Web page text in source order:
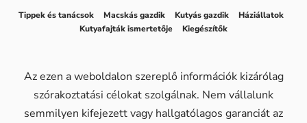
Tippek és tanácsok Macskás gazdik Kutyás gazdik
Háziállatok
Kutyafajták ismertetője
Kiegészítők
Az ezen a weboldalon szereplő információk kizárólag
szórakoztatási célokat szolgálnak. Nem vállalunk
semmilyen kifejezett vagy hallgatólagos garanciát az